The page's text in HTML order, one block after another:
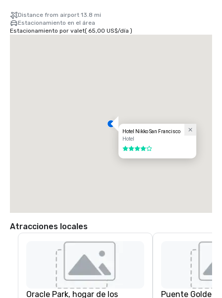
Distance from airport 13.8 mi
Estacionamiento en el área
Estacionamiento por valet( 65,00 US$/día )
Hotel Nikko San Francisco
Hotel
4 de 5
Atracciones locales
Oracle Park, hogar de los Puente Golden